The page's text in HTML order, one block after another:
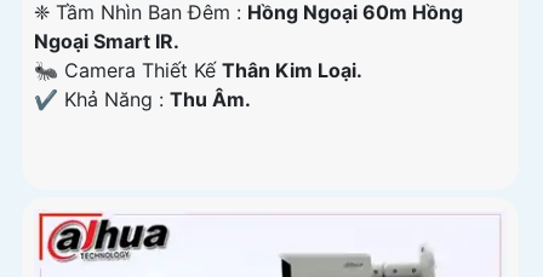
❈ Tầm Nhìn Ban Đêm : Hồng Ngoại 60m Hồng
Ngoại Smart IR.
🐜 Camera Thiết Kế Thân Kim Loại.
️✔️ Khả Năng : Thu Âm.